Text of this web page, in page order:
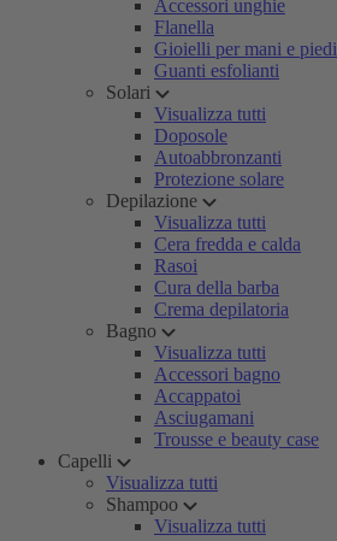
Accessori unghie
Flanella
Gioielli per mani e piedi
Guanti esfolianti
Solari
Visualizza tutti
Doposole
Autoabbronzanti
Protezione solare
Depilazione
Visualizza tutti
Cera fredda e calda
Rasoi
Cura della barba
Crema depilatoria
Bagno
Visualizza tutti
Accessori bagno
Accappatoi
Asciugamani
Trousse e beauty case
Capelli
Visualizza tutti
Shampoo
Visualizza tutti